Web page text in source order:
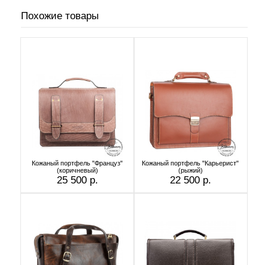
Похожие товары
Кожаный портфель "Француз"
(коричневый)
25 500 р.
Кожаный портфель "Карьерист"
(рыжий)
22 500 р.